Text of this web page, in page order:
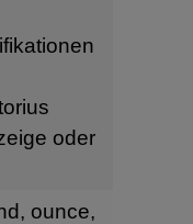
oder
ounce,